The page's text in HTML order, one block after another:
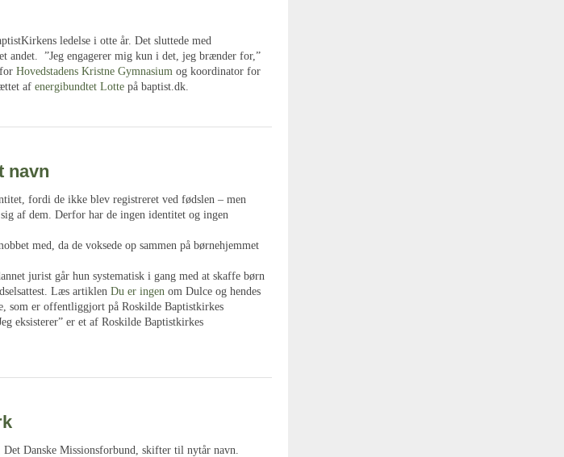
ledelse i otte år. Det sluttede med
andet. ”Jeg engagerer mig kun i det, jeg brænder for,”
Hovedstadens Kristne Gymnasium og koordinator for
af energibundtet Lotte på baptist.dk.
navn
fordi de ikke blev registreret ved fødslen – men
af dem. Derfor har de ingen identitet og ingen
med, da de voksede op sammen på børnehjemmet
jurist går hun systematisk i gang med at skaffe børn
Læs artiklen Du er ingen om Dulce og hendes
som er offentliggjort på Roskilde Baptistkirkes
eksisterer” er et af Roskilde Baptistkirkes
Det Danske Missionsforbund, skifter til nytår navn.